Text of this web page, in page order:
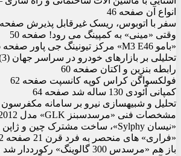
انواع آن صفحه 46
سفر با اتوبوس، ریسک غیرقابل پذیرش صفحه 48
وقتی «مینی» به کمپینگ می رود! صفحه 50
«ب‏ام‏و M3 E46» مرکز تیونینگ جی پاور صفحه 55
تحلیلی بر بازارهای خودرو در سراسر جهان (3) صفحه 56
رابطه بنزین و اکتان صفحه 60
فولکس‏واگن کراس کوپه کانسپت صفحه 62
کمپانی آئودی 130 ساله شد صفحه 64
تحلیل و شبیه‏سازی نیرو بر سامانه مک‏فرسون
مشخصات فنی «مرسدس‏بنز GLK» مدل 2012 صفحه 68
«نیسان Sylphy»، ساخت مشترک چین و ژاپن صفحه 70
«فراری» های منحصر به فرد قرن 21 صفحه 72
باز هم «مرسدس 300 گالوینگ» رکورددار شد صفحه 74